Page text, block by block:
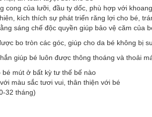
cong của lưỡi, đầu ty dốc, phù hợp với
kích thích sự phát triển răng lợi cho bé,
sáng chế độc quyền giúp bảo vệ căm của
bo tròn các góc, giúp cho da bé không bị
giúp bé luôn được thông thoáng và thoải
bé mút ở bất kỳ tư thế bế nào
màu sắc tươi vui, thân thiện với bé
32 tháng)